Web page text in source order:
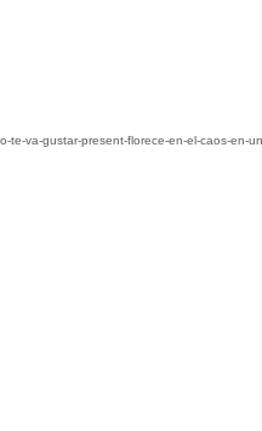
te-va-gustar-present-florece-en-el-caos-en-